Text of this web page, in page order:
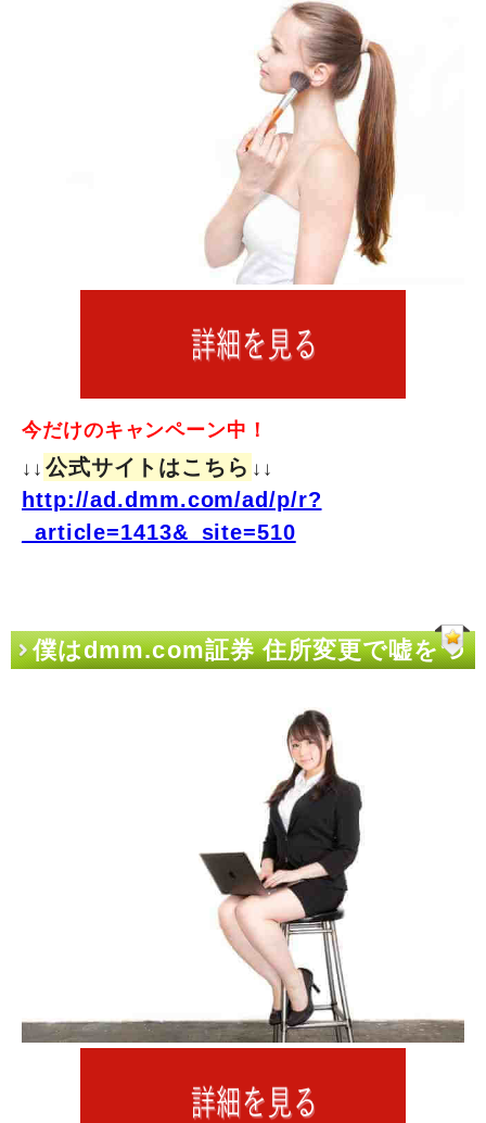
今だけのキャンペーン中！
↓↓ 公式サイトはこちら ↓↓
http://ad.dmm.com/ad/p/r?
_article=1413&_site=510
僕はdmm.com証券 住所変更で嘘をつ